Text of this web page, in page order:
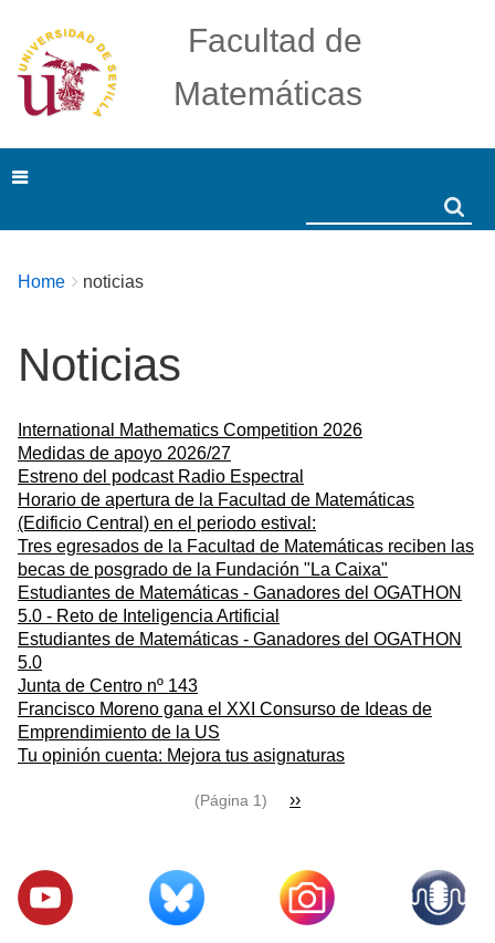
Facultad de
Matemáticas
Breadcrumbs
You
Home noticias
Noticias
International Mathematics Competition 2026
Medidas de apoyo 2026/27
Estreno del podcast Radio Espectral
Horario de apertura de la Facultad de Matemáticas
(Edificio Central) en el periodo estival:
Tres egresados de la Facultad de Matemáticas reciben las
becas de posgrado de la Fundación "La Caixa"
Estudiantes de Matemáticas - Ganadores del OGATHON
5.0 - Reto de Inteligencia Artificial
Estudiantes de Matemáticas - Ganadores del OGATHON
5.0
Junta de Centro nº 143
Francisco Moreno gana el XXI Consurso de Ideas de
Emprendimiento de la US
Tu opinión cuenta: Mejora tus asignaturas
(Página 1)
Siguiente
››